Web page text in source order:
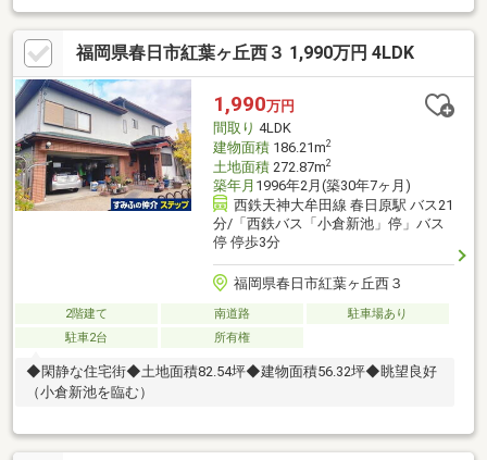
〈全室６帖以上〉６～８帖のお部屋が４つと収納も全部屋にあ
り、ゆとりのある設計となっています♪＼充実の周辺環境♪／コメ
ダ珈琲店 大野城乙金店 徒歩９分♪かんた内科医院 車で３分♪北
コミュニティセンター 車で６分♪まどか 乙金東一丁目第三（バ
ス停） 徒歩２分♪
福岡県春日市紅葉ヶ丘西３ 1,990万円 4LDK
1,990万円
間取り 4LDK
建物面積186.21m2
土地面積272.87m2
築年月 1996年2月(築30年7ヶ月)
西鉄天神大牟田線 春日原駅 バス21
分/「西鉄バス「小倉新池」停」バス
停 停歩3分
福岡県春日市紅葉ヶ丘西３
2階建て 南道路
駐車場あり
駐車2台
所有権
◆閑静な住宅街◆土地面積82.54坪◆建物面積56.32坪◆眺望良好
（小倉新池を臨む）